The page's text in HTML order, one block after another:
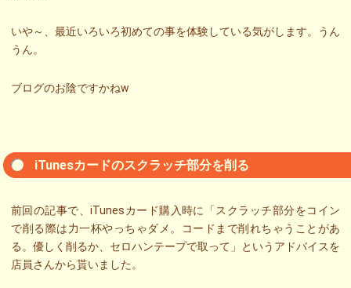
いや～、最近いろいろ初めての事を体験している気がします。うん
うん。
ブログのお陰ですかねw
iTunesカードのスクラッチ部分を削る
前回の記事で、iTunesカード購入時に「スクラッチ部分をコイン
で削る際は力一杯やっちゃダメ。コードまで削れちゃうことがあ
る。優しく削るか、セロハンテープで取って」というアドバイスを
店員さんから貰いました。